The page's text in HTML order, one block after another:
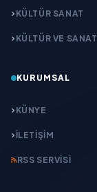
KÜLTÜR SANAT
KÜLTÜR VE SANAT
KURUMSAL
KÜNYE
İLETIŞIM
RSS SERVISI